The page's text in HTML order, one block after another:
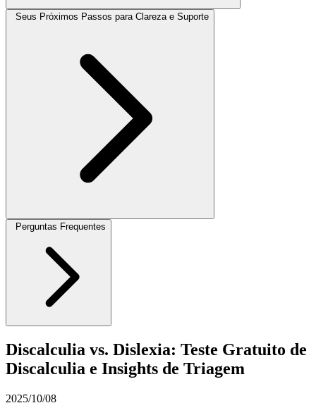
Seus Próximos Passos para Clareza e Suporte
Perguntas Frequentes
Discalculia vs. Dislexia: Teste Gratuito de
Discalculia e Insights de Triagem
2025/10/08